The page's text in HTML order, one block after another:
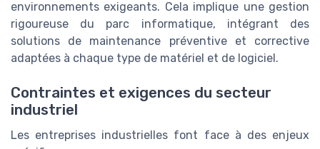
environnements exigeants. Cela implique une gestion
rigoureuse du parc informatique, intégrant des
solutions de maintenance préventive et corrective
adaptées à chaque type de matériel et de logiciel.
Contraintes et exigences du secteur
industriel
Les entreprises industrielles font face à des enjeux